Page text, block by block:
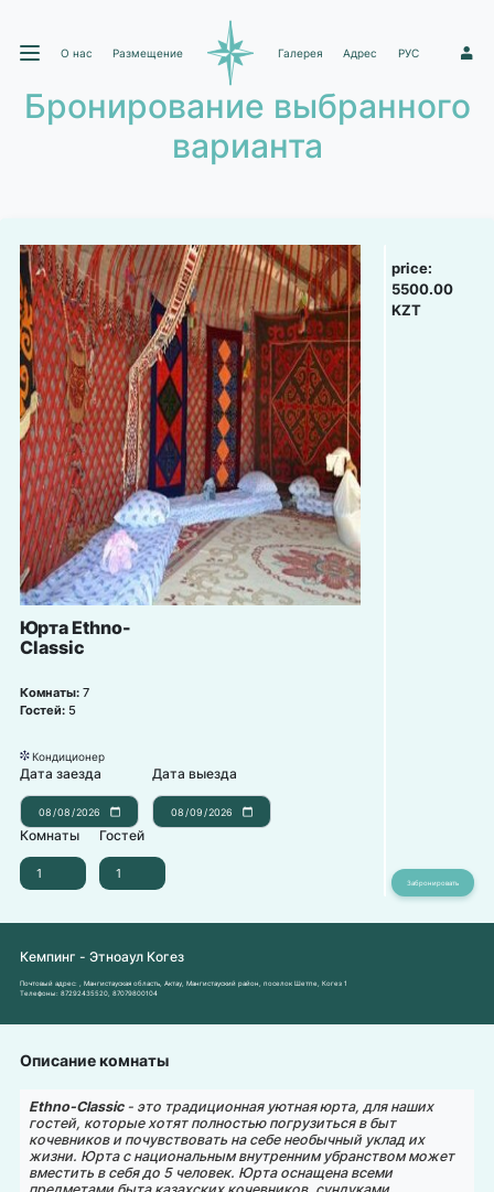
О нас Размещение Галерея Адрес РУС 1
Бронирование выбранного
варианта
Юрта Ethno-
Classic
Комнаты: 7
Гостей: 5
뀸 Кондиционер
Дата заезда Дата выезда
Комнаты Гостей
price:
5500.00
KZT
Кемпинг - Этноаул Когез
Почтовый адрес:
, Мангистауская область, Актау, Мангистауский район, поселок Шетпе, Когез 1
Телефоны: 87292435520 87079800104
Описание комнаты